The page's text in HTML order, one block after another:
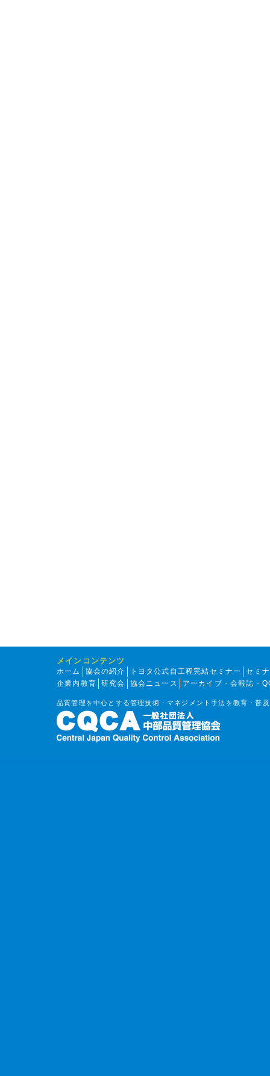
メインコンテンツ
ホーム 協会の紹介 トヨタ公式自工程完結セミナー
セミ
企業内教育
研究会 協会ニュース アーカイブ・会報誌・
品質管理を中心とする管理技術・マネジメント手法を教育・普